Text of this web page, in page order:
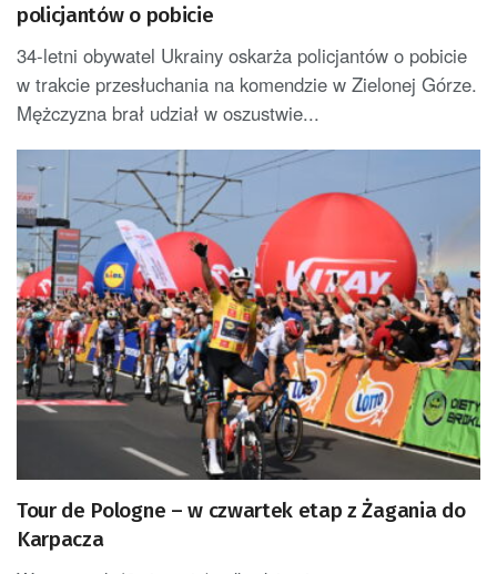
policjantów o pobicie
34-letni obywatel Ukrainy oskarża policjantów o pobicie
w trakcie przesłuchania na komendzie w Zielonej Górze.
Mężczyzna brał udział w oszustwie...
Tour de Pologne – w czwartek etap z Żagania do
Karpacza